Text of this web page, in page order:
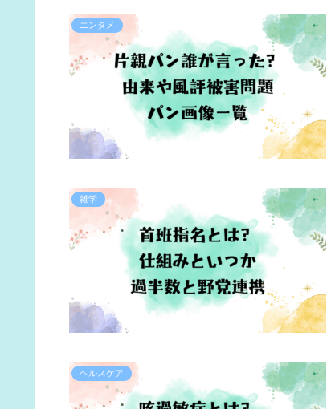
エンタメ
雑学
ヘルスケア